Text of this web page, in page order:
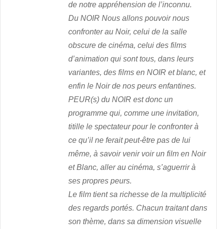
de notre appréhension de l’inconnu.
Du NOIR Nous allons pouvoir nous
confronter au Noir, celui de la salle
obscure de cinéma, celui des films
d’animation qui sont tous, dans leurs
variantes, des films en NOIR et blanc, et
enfin le Noir de nos peurs enfantines.
PEUR(s) du NOIR est donc un
programme qui, comme une invitation,
titille le spectateur pour le confronter à
ce qu’il ne ferait peut-être pas de lui
même, à savoir venir voir un film en Noir
et Blanc, aller au cinéma, s’aguerrir à
ses propres peurs.
Le film tient sa richesse de la multiplicité
des regards portés. Chacun traitant dans
son thème, dans sa dimension visuelle